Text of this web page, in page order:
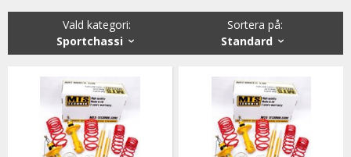
Du har alltid 14 dagars returrätt och om du har några frågor
får du gärna kontakta oss då vi själva har ett brinnande
intresse för bilstyling & biltuning och svarar gladeligen på era
telefon: 0413-32002. Ni når oss även via
mail: info@mrtuning.se
Sortera på:
Standard
Vald kategori:
Sportchassi